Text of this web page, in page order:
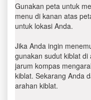
Gunakan peta untuk
menu di kanan atas
untuk lokasi Anda.
Jika Anda ingin
gunakan sudut kiblat
jarum kompas
kiblat. Sekarang Anda
arahan kiblat.